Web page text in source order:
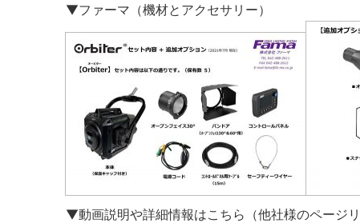
▼ファーマ（機材とアクセサリー）
▼動画説明や詳細情報はこちら（他社様のページリ